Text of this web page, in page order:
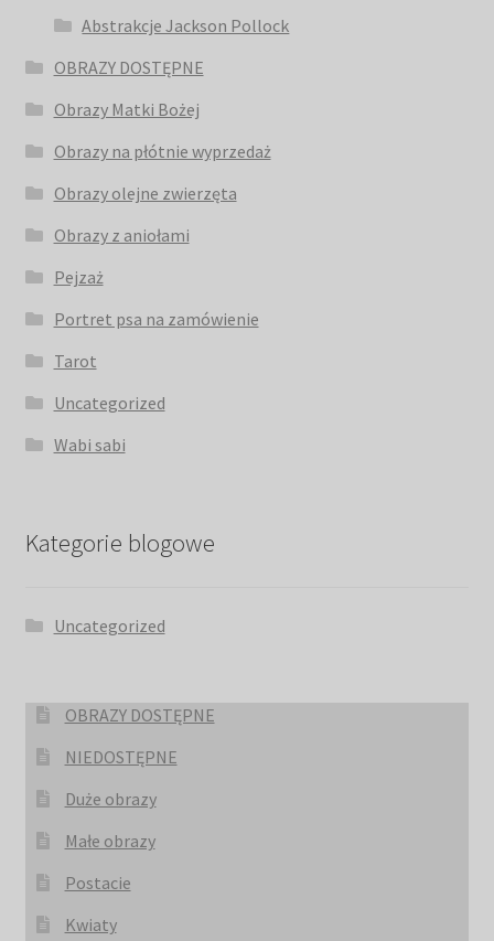
Abstrakcje Jackson Pollock
OBRAZY DOSTĘPNE
Obrazy Matki Bożej
Obrazy na płótnie wyprzedaż
Obrazy olejne zwierzęta
Obrazy z aniołami
Pejzaż
Portret psa na zamówienie
Tarot
Uncategorized
Wabi sabi
Kategorie blogowe
Uncategorized
OBRAZY DOSTĘPNE
NIEDOSTĘPNE
Duże obrazy
Małe obrazy
Postacie
Kwiaty